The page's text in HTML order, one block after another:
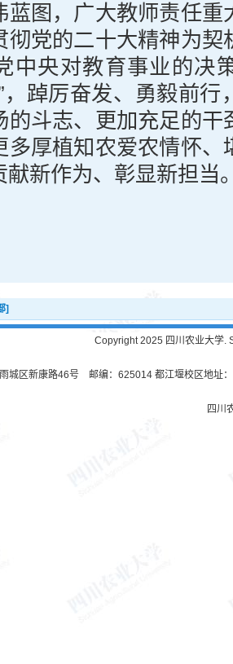
蓝图，广大教师责任重
彻党的二十大精神为契
中央对教育事业的决
，踔厉奋发、勇毅前行
的斗志、更加充足的干
多厚植知农爱农情怀、
献新作为、彰显新担当
]
Copyright 2025 四川农业大学.
城区新康路46号 邮编：625014 都江堰校区地址
四川